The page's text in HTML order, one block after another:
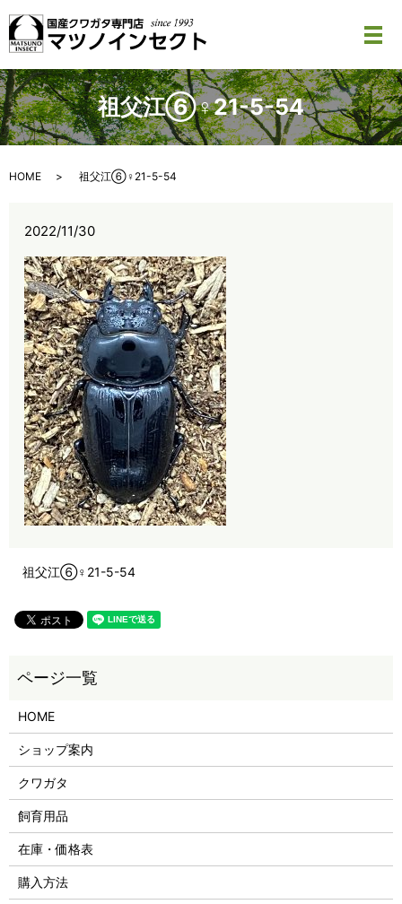
メ
祖父江⑥♀21-5-54
HOME 祖父江⑥♀21-5-54
2022/11/30
祖父江⑥♀21-5-54
HOME
ショップ案内
クワガタ
飼育用品
在庫・価格表
購入方法